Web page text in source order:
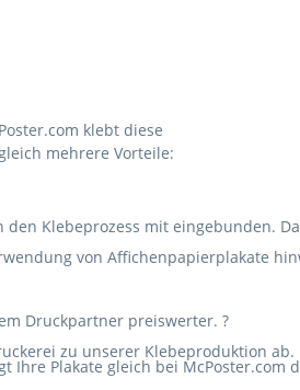
klebt diese
mehrere Vorteile:
Klebeprozess mit eingebunden.
von Affichenpapierplakate
Druckpartner preiswerter. ?
zu unserer Klebeproduktion ab.
Ihre Plakate gleich bei McPoster.com